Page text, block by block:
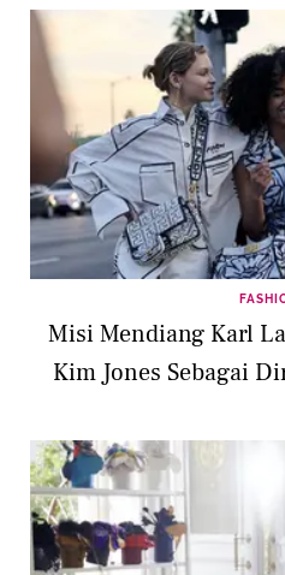
Misi Mendiang Karl
Kim Jones Sebagai